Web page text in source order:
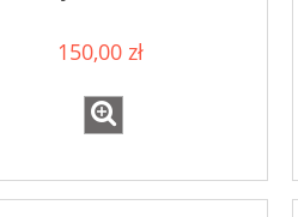
150,00 zł